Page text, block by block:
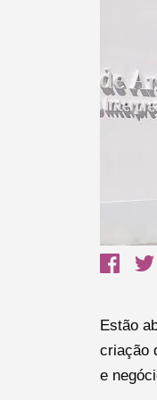
Estão
criação
e